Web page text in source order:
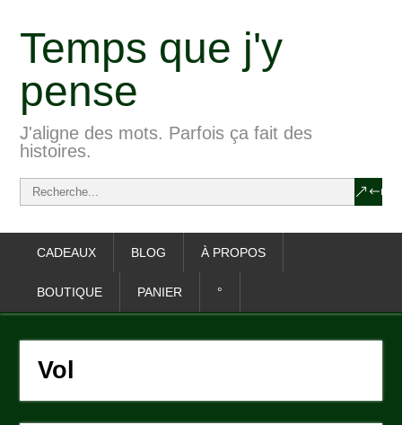
Temps que j'y
pense
J'aligne des mots. Parfois ça fait des
histoires.
CADEAUX BLOG À PROPOS
BOUTIQUE PANIER °
Vol